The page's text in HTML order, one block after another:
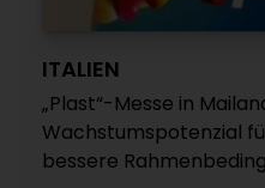
ITALIEN
„Plast“-Messe in
Wachstumspotenzial
bessere